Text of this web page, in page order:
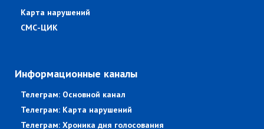
Карта нарушений
СМС-ЦИК
Информационные каналы
Телеграм: Основной канал
Телеграм: Карта нарушений
Телеграм: Хроника дня голосования